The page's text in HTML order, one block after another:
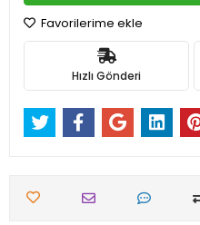
Favorilerime ekle
Hızlı Gönderi